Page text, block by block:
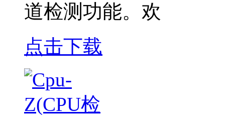
道检测功能。欢
点击下载